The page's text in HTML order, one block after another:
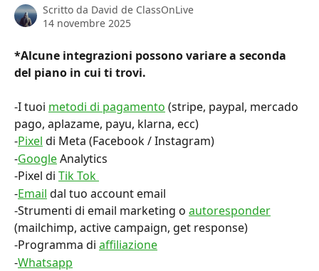
Scritto da David de ClassOnLive
14 novembre 2025
*Alcune integrazioni possono variare a seconda
del piano in cui ti trovi.
-I tuoi metodi di pagamento (stripe, paypal, mercado
pago, aplazame, payu, klarna, ecc)
-Pixel di Meta (Facebook / Instagram)
-Google Analytics
-Pixel di Tik Tok
-Email dal tuo account email
-Strumenti di email marketing o autoresponder
(mailchimp, active campaign, get response)
-Programma di affiliazione
-Whatsapp